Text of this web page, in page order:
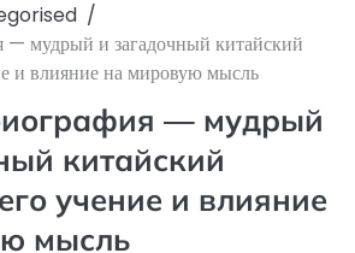
мудрый и загадочный китайский
и влияние на мировую мысль
— мудрый
китайский
учение и влияние
мысль